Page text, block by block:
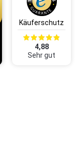
4,88
Sehr gut